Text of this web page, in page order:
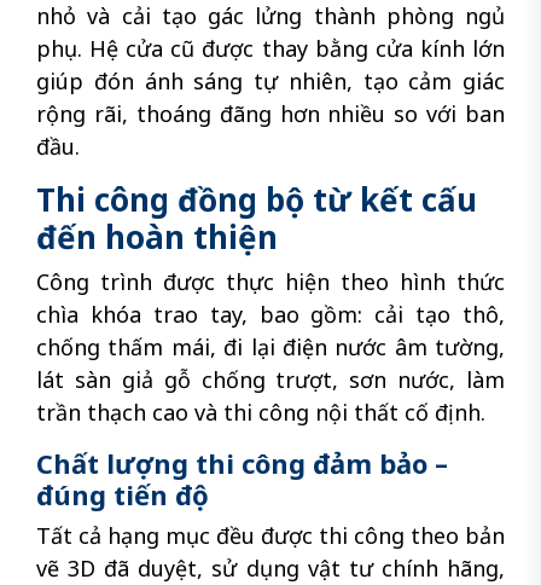
nhỏ và cải tạo gác lửng thành phòng ngủ
phụ. Hệ cửa cũ được thay bằng cửa kính lớn
giúp đón ánh sáng tự nhiên, tạo cảm giác
rộng rãi, thoáng đãng hơn nhiều so với ban
đầu.
Thi công đồng bộ từ kết cấu
đến hoàn thiện
Công trình được thực hiện theo hình thức
chìa khóa trao tay, bao gồm: cải tạo thô,
chống thấm mái, đi lại điện nước âm tường,
lát sàn giả gỗ chống trượt, sơn nước, làm
trần thạch cao và thi công nội thất cố định.
Chất lượng thi công đảm bảo –
đúng tiến độ
Tất cả hạng mục đều được thi công theo bản
vẽ 3D đã duyệt, sử dụng vật tư chính hãng,